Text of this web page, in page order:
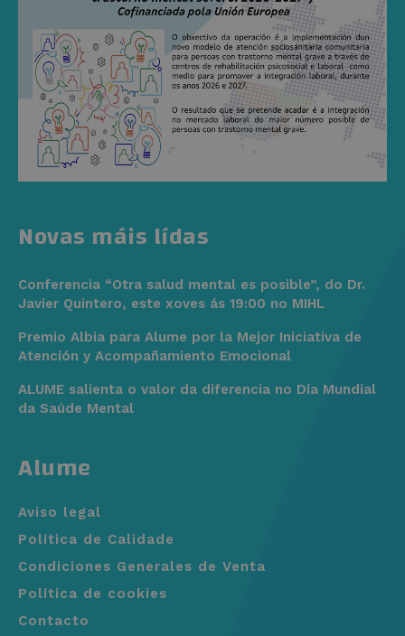
Alume
Aviso legal
Política de Calidade
Condiciones Generales de Venta
Política de cookies
Contacto
Novas máis lídas
Conferencia “Otra salud mental es posible”, do Dr.
Javier Quintero, este xoves ás 19:00 no MIHL
Premio Albia para Alume por la Mejor Iniciativa de
Atención y Acompañamiento Emocional
ALUME salienta o valor da diferencia no Día Mundial
da Saúde Mental